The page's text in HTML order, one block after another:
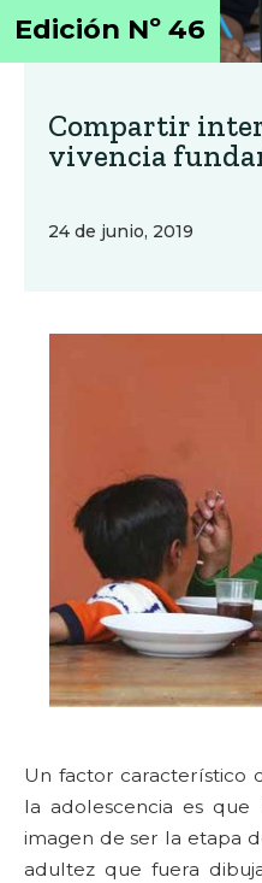
Edición Nº 46
Compartir
vivencia
24 de junio, 2019
Un factor característico
la adolescencia es
imagen de ser la etapa
adultez que fuera